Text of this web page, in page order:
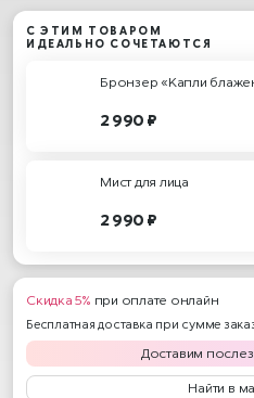
С ЭТИМ ТОВАРОМ
ИДЕАЛЬНО СОЧЕТАЮТСЯ
Бронзер «Капли
2 990 ₽
Мист для лица
2 990 ₽
Скидка 5% при оплате онлайн
Бесплатная доставка при сумме
Доставим
Найти в